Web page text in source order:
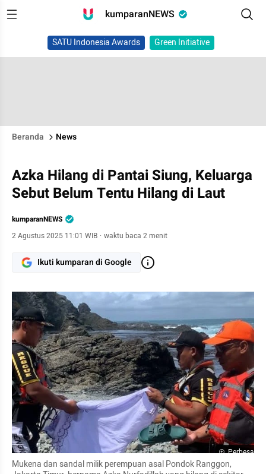
kumparanNEWS
SATU Indonesia Awards Green Initiative
Beranda News
Azka Hilang di Pantai Siung, Keluarga
Sebut Belum Tentu Hilang di Laut
kumparanNEWS
2 Agustus 2025 11:01 WIB · waktu baca 2 menit
Ikuti kumparan di Google
Perbesar
Mukena dan sandal milik perempuan asal Pondok Ranggon,